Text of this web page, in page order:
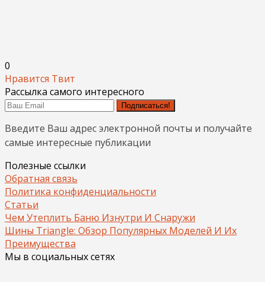
0
Нравится Твит
Рассылка самого интересного
Подписаться!
Введите Ваш адрес электронной почты и получайте
самые интересные публикации
Полезные ссылки
Обратная связь
Политика конфиденциальности
Статьи
Чем Утеплить Баню Изнутри И Снаружи
Шины Triangle: Обзор Популярных Моделей И Их
Преимущества
Мы в социальных сетях